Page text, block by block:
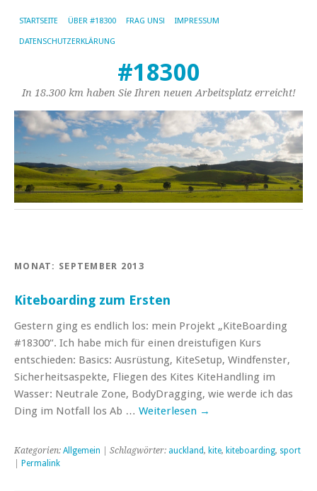
STARTSEITE ÜBER #18300 FRAG UNS! IMPRESSUM
DATENSCHUTZERKLÄRUNG
#18300
In 18.300 km haben Sie Ihren neuen Arbeitsplatz erreicht!
MONAT: SEPTEMBER 2013
Kiteboarding zum Ersten
Gestern ging es endlich los: mein Projekt „KiteBoarding
#18300“. Ich habe mich für einen dreistufigen Kurs
entschieden: Basics: Ausrüstung, KiteSetup, Windfenster,
Sicherheitsaspekte, Fliegen des Kites KiteHandling im
Wasser: Neutrale Zone, BodyDragging, wie werde ich das
Ding im Notfall los Ab … Weiterlesen →
Kategorien: Allgemein | Schlagwörter: auckland, kite, kiteboarding, sport
Permalink